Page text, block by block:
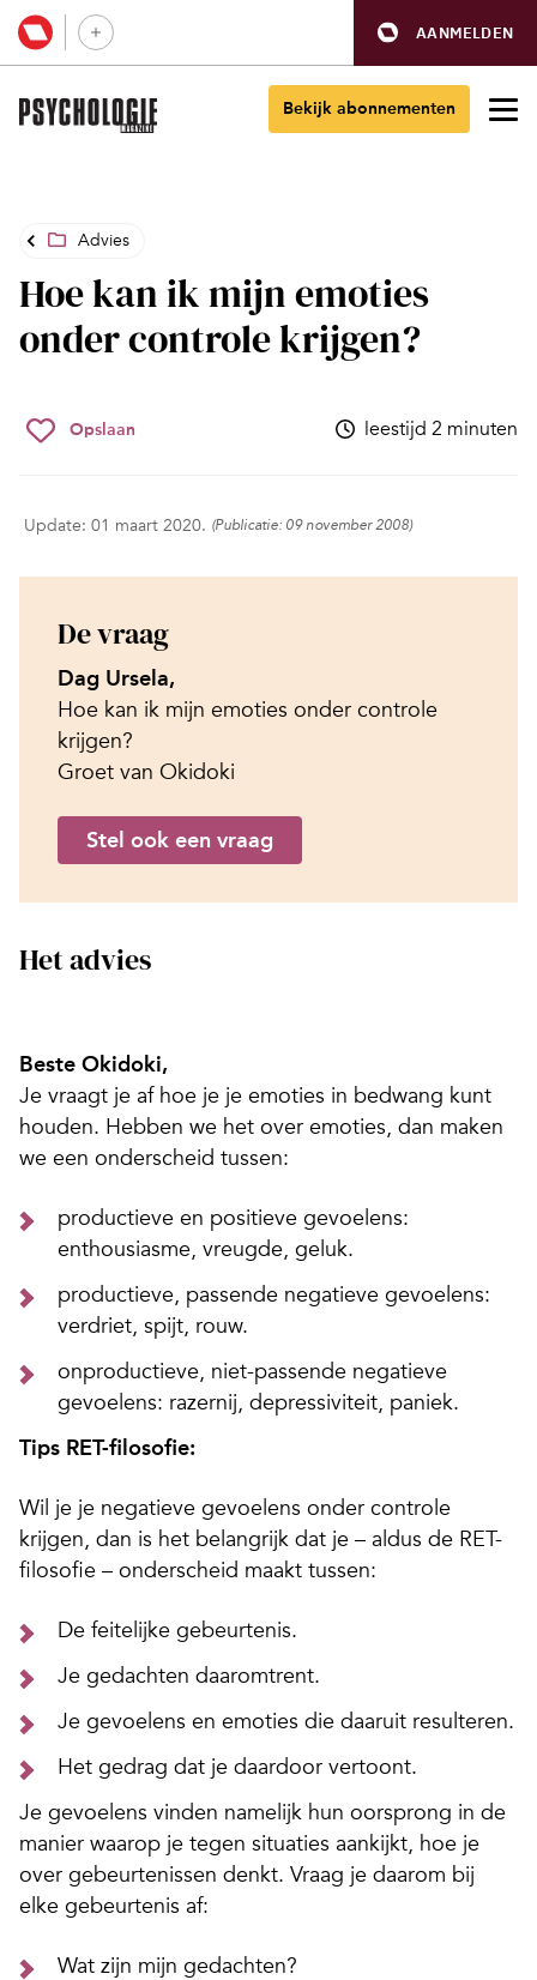
AANMELDEN
Bekijk abonnementen
Advies
Hoe kan ik mijn emoties
onder controle krijgen?
Opslaan leestijd 2 minuten
Update: 01 maart 2020. (Publicatie: 09 november 2008)
De vraag
Dag Ursela,
Hoe kan ik mijn emoties onder controle
krijgen?
Groet van Okidoki
Stel ook een vraag
Het advies
Beste Okidoki,
Je vraagt je af hoe je je emoties in bedwang kunt
houden. Hebben we het over emoties, dan maken
we een onderscheid tussen:
productieve en positieve gevoelens:
enthousiasme, vreugde, geluk.
productieve, passende negatieve gevoelens:
verdriet, spijt, rouw.
onproductieve, niet-passende negatieve
gevoelens: razernij, depressiviteit, paniek.
Tips RET-filosofie:
Wil je je negatieve gevoelens onder controle
krijgen, dan is het belangrijk dat je – aldus de RET-
filosofie – onderscheid maakt tussen:
De feitelijke gebeurtenis.
Je gedachten daaromtrent.
Je gevoelens en emoties die daaruit resulteren.
Het gedrag dat je daardoor vertoont.
Je gevoelens vinden namelijk hun oorsprong in de
manier waarop je tegen situaties aankijkt, hoe je
over gebeurtenissen denkt. Vraag je daarom bij
elke gebeurtenis af:
Wat zijn mijn gedachten?